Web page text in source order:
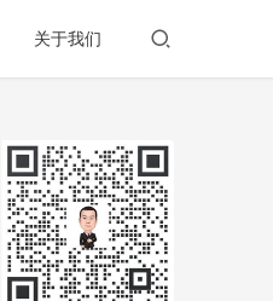
关于我们